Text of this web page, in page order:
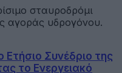
σταυροδρόμι
αγοράς υδρογόνου.
Συνέδριο της
το Ενεργειακό